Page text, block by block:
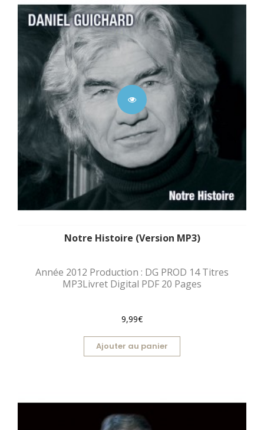
Notre Histoire (Version MP3)
Année 2012 Production : DG PROD 14 Titres
MP3Livret Digital PDF 20 Pages
9,99€
Ajouter au panier